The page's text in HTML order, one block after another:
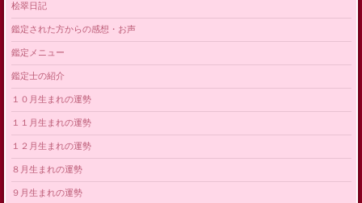
桧翠日記
鑑定された方からの感想・お声
鑑定メニュー
鑑定士の紹介
１０月生まれの運勢
１１月生まれの運勢
１２月生まれの運勢
８月生まれの運勢
９月生まれの運勢